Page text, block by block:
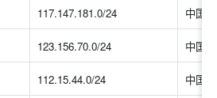
117.147.181.0/24 中国
123.156.70.0/24 中国
112.15.44.0/24 中国